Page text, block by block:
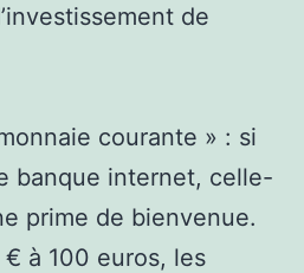
de
courante » : si
banque internet, celle-
prime de bienvenue.
€ à 100 euros, les